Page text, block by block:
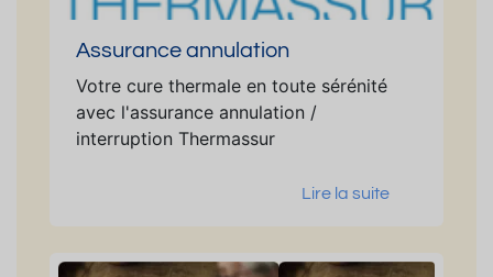
Assurance annulation
Votre cure thermale en toute sérénité
avec l'assurance annulation /
interruption Thermassur
Lire la suite